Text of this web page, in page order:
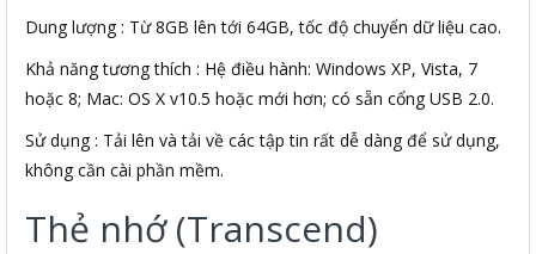
Dung lượng : Từ 8GB lên tới 64GB, tốc độ chuyển dữ liệu cao.
Khả năng tương thích : Hệ điều hành: Windows XP, Vista, 7
hoặc 8; Mac: OS X v10.5 hoặc mới hơn; có sẵn cổng USB 2.0.
Sử dụng : Tải lên và tải về các tập tin rất dễ dàng để sử dụng,
không cần cài phần mềm.
Thẻ nhớ (Transcend)